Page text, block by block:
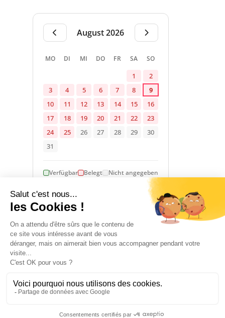
August 2026
MO DI MI DO FR SA SO
1
2
3
4 5 6 7 8
9
10
11 12 13 14 15
16
17
18 19 20 21 22
23
24
25 26 27 28 29
30
31
Verfügbar Belegt Nicht angegeben
1 January 2026 → 31 December 2026
UNTERKUNFT
14